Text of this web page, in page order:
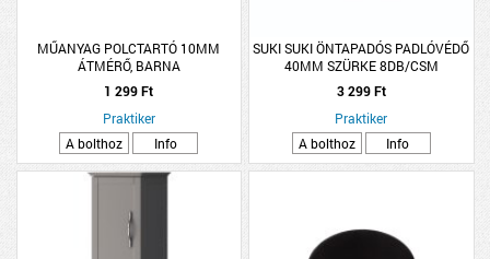
MŰANYAG POLCTARTÓ 10MM
ÁTMÉRŐ, BARNA
1 299 Ft
Praktiker
A bolthoz
Info
SUKI SUKI ÖNTAPADÓS PADLÓVÉDŐ
40MM SZÜRKE 8DB/CSM
3 299 Ft
Praktiker
A bolthoz
Info